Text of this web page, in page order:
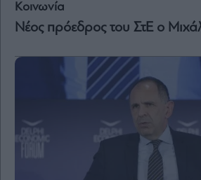
Κοινωνία
Νέος πρόεδρος του ΣτΕ ο